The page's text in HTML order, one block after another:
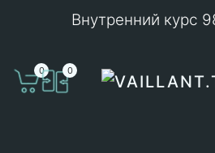
Внутренний курс
0 0